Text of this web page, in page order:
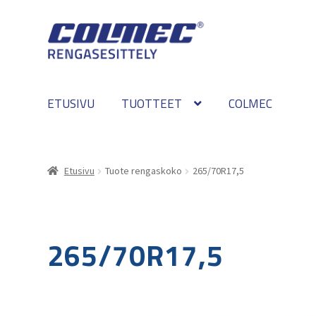
Skip
to
navigation
Skip
to
content
ETUSIVU TUOTTEET COLMEC
Etusivu Tuote rengaskoko 265/70R17,5
265/70R17,5